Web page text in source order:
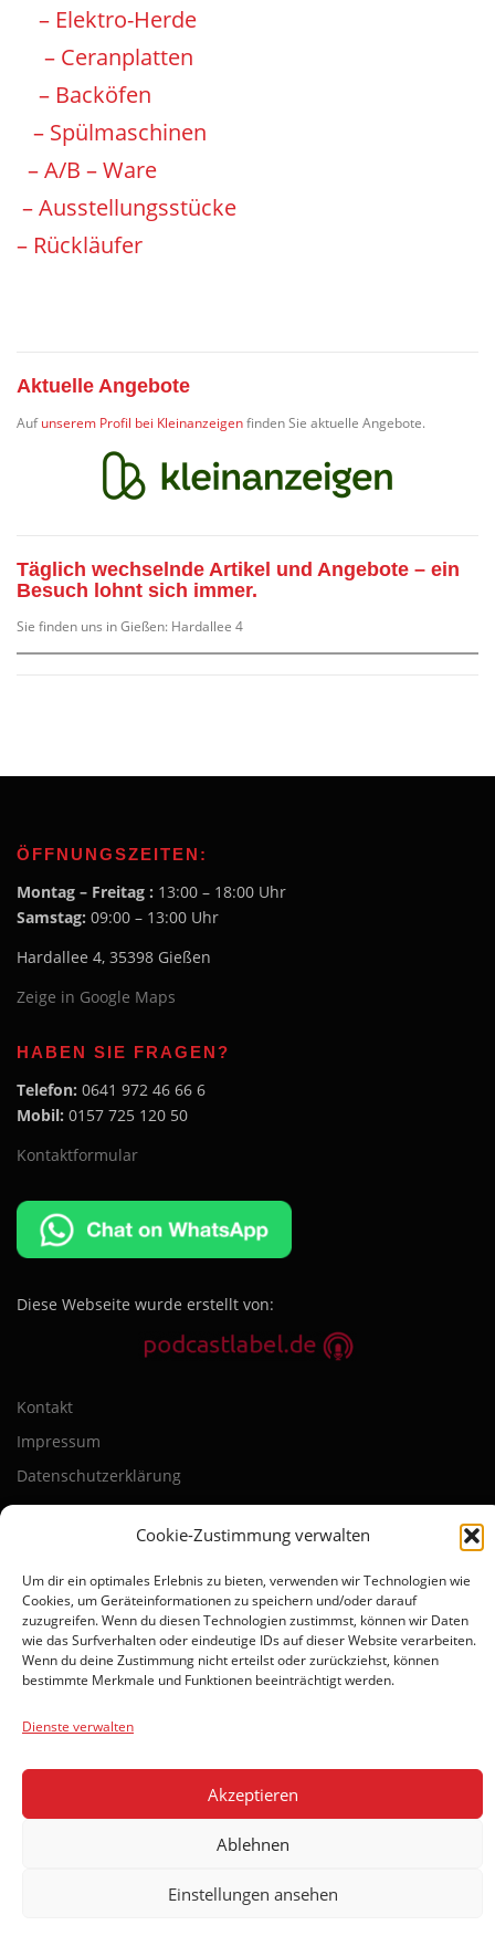
Cookie-Zustimmung verwalten
Um dir ein optimales Erlebnis zu bieten, verwenden wir Technologien wie
Cookies, um Geräteinformationen zu speichern und/oder darauf
zuzugreifen. Wenn du diesen Technologien zustimmst, können wir Daten
wie das Surfverhalten oder eindeutige IDs auf dieser Website verarbeiten.
Wenn du deine Zustimmung nicht erteilst oder zurückziehst, können
bestimmte Merkmale und Funktionen beeinträchtigt werden.
Dienste verwalten
Akzeptieren
Ablehnen
Einstellungen ansehen
– Elektro-Herde
– Ceranplatten
– Backöfen
– Spülmaschinen
– A/B – Ware
– Ausstellungsstücke
– Rückläufer
Aktuelle Angebote
Aufunserem Profil bei Kleinanzeigenfinden Sie aktuelle Angebote.
Täglich wechselnde Artikel und Angebote – ein
Besuch lohnt sich immer.
Sie finden uns in Gießen: Hardallee 4
ÖFFNUNGSZEITEN:
Montag – Freitag : 13:00 – 18:00 Uhr
Samstag: 09:00 – 13:00 Uhr
Hardallee 4, 35398 Gießen
Zeige in Google Maps
HABEN SIE FRAGEN?
Telefon: 0641 972 46 66 6
Mobil: 0157 725 120 50
Kontaktformular
Diese Webseite wurde erstellt von:
Kontakt
Impressum
Datenschutzerklärung
BLEIBEN SIE AUF DEM LAUFENDEN